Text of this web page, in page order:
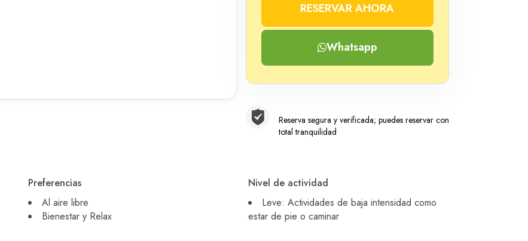
NúmeroRESERVAR AHORA
Whatsapp
Reserva segura y verificada; puedes reservar con
total tranquilidad
Preferencias
Al aire libre
Bienestar y Relax
Nivel de actividad
Leve: Actividades de baja intensidad como
estar de pie o caminar